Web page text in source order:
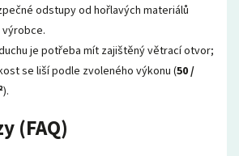
odstupy od hořlavých materiálů
je potřeba mít zajištěný větrací otvor;
se liší podle zvoleného výkonu (50 /
).
(FAQ)